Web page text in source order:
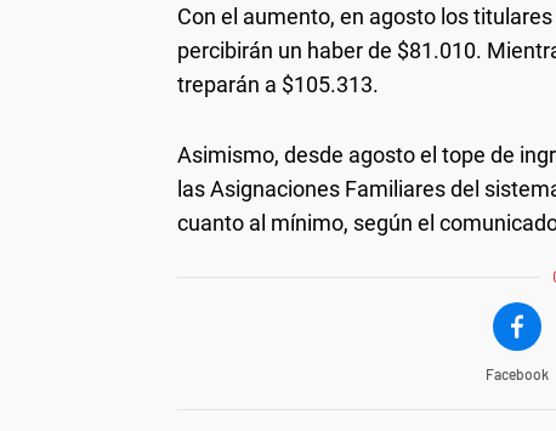
Con el aumento, en agosto los
percibirán un haber de $81.010.
treparán a $105.313.
Asimismo, desde agosto el tope de
las Asignaciones Familiares del
cuanto al mínimo, según el
Facebook